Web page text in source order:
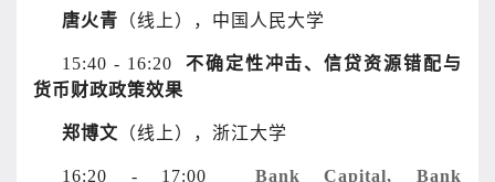
唐火青 （线上），中国人民大学
15:40 - 16:20 不确定性冲击、信贷资源错配与
货币财政政策效果
郑博文 （线上），浙江大学
16:20 - 17:00 Bank Capital, Bank